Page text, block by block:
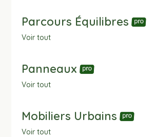
Parcours Équilibres
Voir tout
Panneaux
Voir tout
Mobiliers Urbains
Voir tout